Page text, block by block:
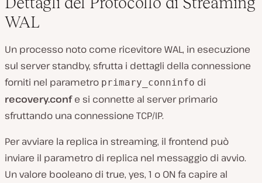
WAL
Un processo noto come ricevitore WAL, in esecuzione
sul server standby, sfrutta i dettagli della connessione
forniti nel parametro primary_conninfo di
recovery.confe si connette al server primario
sfruttando una connessione TCP/IP.
Per avviare la replica in streaming, il frontend può
inviare il parametro di replica nel messaggio di avvio.
Un valore booleano di true, yes, 1 o ON fa capire al